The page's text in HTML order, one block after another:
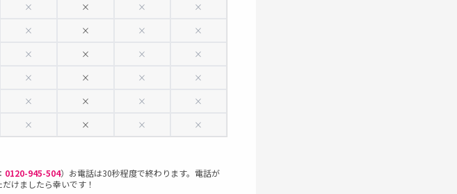
× × ×
×
× × ×
×
× × ×
×
× × ×
×
× × ×
×
× × × ×
0120-945-504）お電話は30秒程度で終わります。電話が
けましたら幸いです！